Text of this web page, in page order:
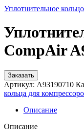
Уплотнительное
CompAir
Заказать
Артикул: A93190710
кольца для
Описание
Описание